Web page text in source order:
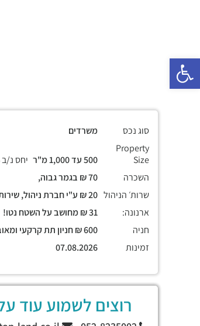
פתח סרגל נגישות
סוג נכס
משרדים
Property
Size
יחס נ/ב
השכרה
שרות׳ הניהול
ארנונה:
חניה
זמינות
רוצים לשמוע עוד